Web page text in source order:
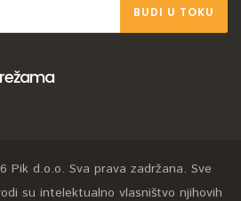
BUDI U TOKU
Pik d.o.o. Sva prava zadržana. Sve
su intelektualno vlasništvo njihovih